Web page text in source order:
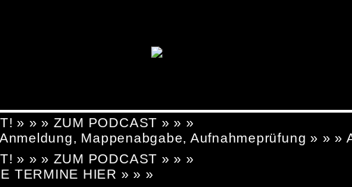
» » » ZUM PODCAST » » »
Mappenabgabe, Aufnahmeprüfung » » »
» » » ZUM PODCAST » » »
TERMINE HIER » » »